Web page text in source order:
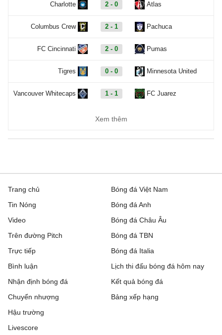
Charlotte 2 - 0 Atlas
Columbus Crew 2 - 1 Pachuca
FC Cincinnati 2 - 0 Pumas
Tigres 0 - 0 Minnesota United
Vancouver Whitecaps 1 - 1 FC Juarez
Carabao Cup, Hôm nay - 08/08
21:00 Wigan Athletic
Bristol Rovers 21:00 Peterboroug United
Reading
Burnley 21:00 Notts County
Burton Albion
Xem thêm
Trang chủ
Tin Nóng
Video
Trên đường Pitch
Trực tiếp
Bóng đá Việt Nam
Bóng đá Anh
Bóng đá Châu Âu
Bóng đá TBN
Bóng đá Italia
Bình luận
Nhận định bóng đá
Chuyển nhượng
Hậu trường
Livescore
Lịch thi đấu bóng đá hôm nay
Kết quả bóng đá
Bảng xếp hạng